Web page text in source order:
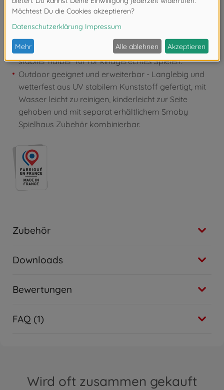
Nagel-Klopfbankspiel sowie Auto und
Hubschrauber Bausatz zum Zusammenbauen.
Durchdachtes Design - Geräumig und hell dank zwei
Fenstern mit beweglichen Schiebe-Fensterläden und
stabiler halber Tür für kindgerechtes Spielen.
Outdoor geeignet und erweiterbar - Langlebig und
wetterfest aus UV stabilem Kunststoff gefertigt, mit
Wasser leicht zu reinigen, kinderleicht zur Seite
gehoben und mit separat erhältlichem Smoby
Spielhaus Zubehör kombinierbar.
Zubehör
Downloads
Bewertungen
FAQ (1)
Wird oft zusammen gekauft